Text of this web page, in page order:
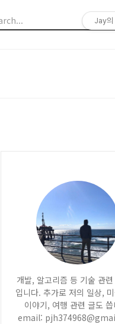
개발, 알고리즘 등 기술 관
입니다. 추가로 저의 일상,
이야기, 여행 관련 글도
email:
Jay의